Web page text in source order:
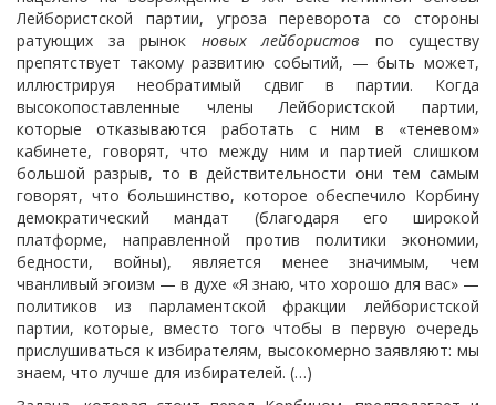
Лейбористской партии, угроза переворота со стороны
ратующих за рынок новых лейбористов по существу
препятствует такому развитию событий, — быть может,
иллюстрируя необратимый сдвиг в партии. Когда
высокопоставленные члены Лейбористской партии,
которые отказываются работать с ним в «теневом»
кабинете, говорят, что между ним и партией слишком
большой разрыв, то в действительности они тем самым
говорят, что большинство, которое обеспечило Корбину
демократический мандат (благодаря его широкой
платформе, направленной против политики экономии,
бедности, войны), является менее значимым, чем
чванливый эгоизм — в духе «Я знаю, что хорошо для вас» —
политиков из парламентской фракции лейбористской
партии, которые, вместо того чтобы в первую очередь
прислушиваться к избирателям, высокомерно заявляют: мы
знаем, что лучше для избирателей. (…)